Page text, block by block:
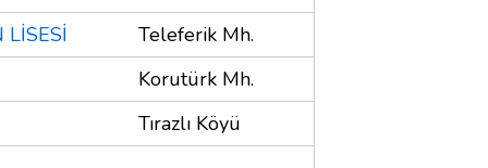
LİSESİ
Teleferik Mh.
Korutürk Mh.
Tırazlı Köyü